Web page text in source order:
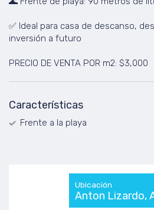
✅ Ideal para casa de descanso,
inversión a futuro
PRECIO DE VENTA POR m2: $3,000
Características
Frente a la playa
Ubicación
Anton Lizardo,